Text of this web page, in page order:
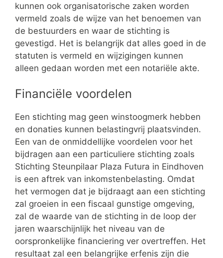
kunnen ook organisatorische zaken worden
vermeld zoals de wijze van het benoemen van
de bestuurders en waar de stichting is
gevestigd. Het is belangrijk dat alles goed in de
statuten is vermeld en wijzigingen kunnen
alleen gedaan worden met een notariële akte.
Financiële voordelen
Een stichting mag geen winstoogmerk hebben
en donaties kunnen belastingvrij plaatsvinden.
Een van de onmiddellijke voordelen voor het
bijdragen aan een particuliere stichting zoals
Stichting Steunpilaar Plaza Futura in Eindhoven
is een aftrek van inkomstenbelasting. Omdat
het vermogen dat je bijdraagt aan een stichting
zal groeien in een fiscaal gunstige omgeving,
zal de waarde van de stichting in de loop der
jaren waarschijnlijk het niveau van de
oorspronkelijke financiering ver overtreffen. Het
resultaat zal een belangrijke erfenis zijn die